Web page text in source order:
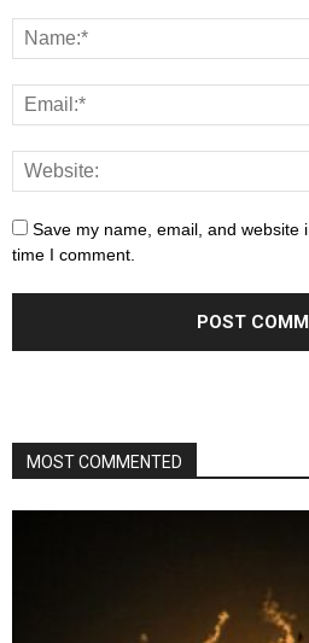
Save my name, email, and website
time I comment.
MOST COMMENTED